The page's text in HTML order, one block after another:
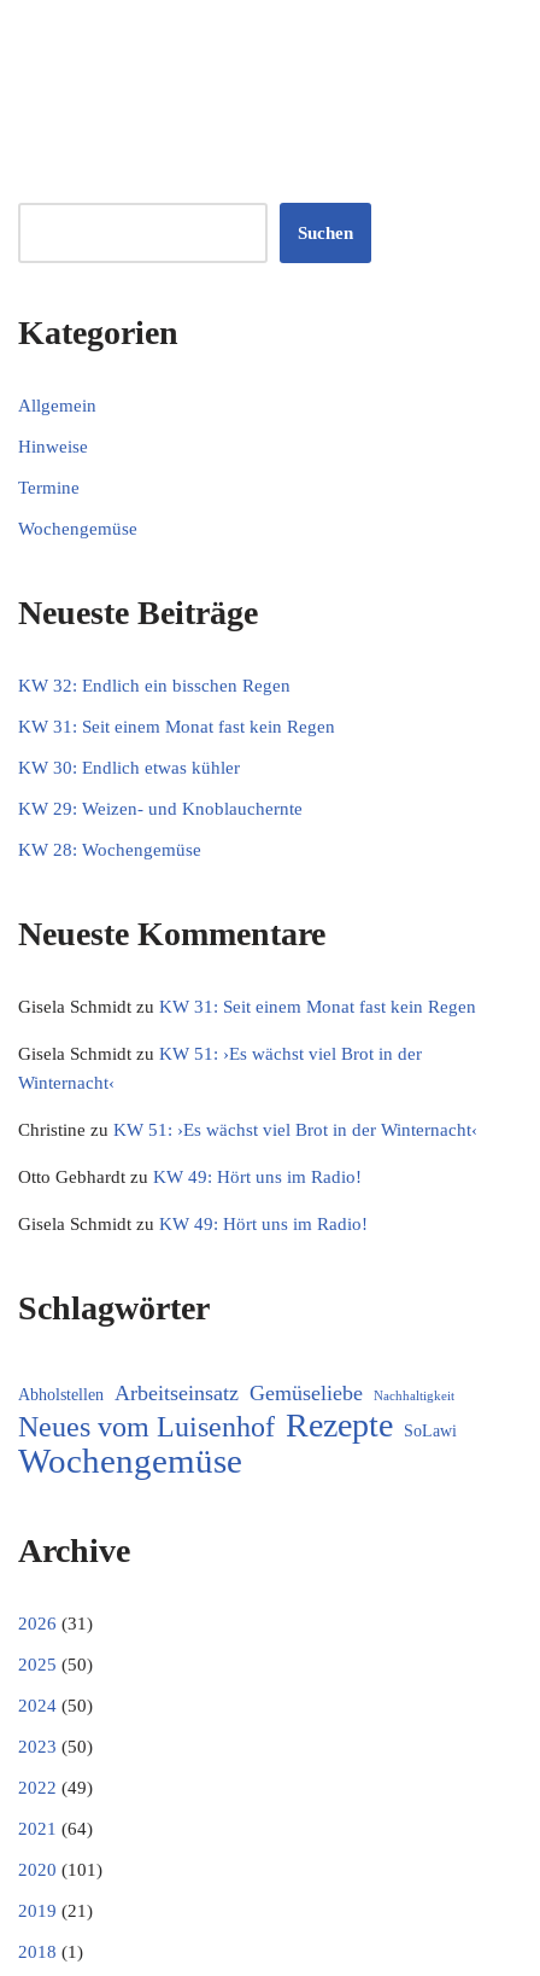
Suchen
Kategorien
Allgemein
Hinweise
Termine
Wochengemüse
Neueste Beiträge
KW 32: Endlich ein bisschen Regen
KW 31: Seit einem Monat fast kein Regen
KW 30: Endlich etwas kühler
KW 29: Weizen- und Knoblauchernte
KW 28: Wochengemüse
Neueste Kommentare
Gisela Schmidt zu KW 31: Seit einem Monat fast kein Regen
Gisela Schmidt zu KW 51: ›Es wächst viel Brot in der
Winternacht‹
Christine zu KW 51: ›Es wächst viel Brot in der Winternacht‹
Otto Gebhardt zu KW 49: Hört uns im Radio!
Gisela Schmidt zu KW 49: Hört uns im Radio!
Schlagwörter
Abholstellen Arbeitseinsatz Gemüseliebe Nachhaltigkeit
Neues vom Luisenhof Rezepte SoLawi
Wochengemüse
Archive
2026 (31)
2025 (50)
2024 (50)
2023 (50)
2022 (49)
2021 (64)
2020 (101)
2019 (21)
2018 (1)